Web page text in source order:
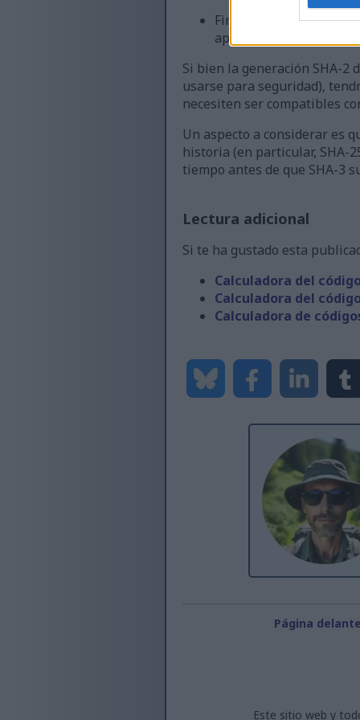
Finalmente, aprietas la
apretando para obtener
Si bien la generación SHA-2
usarse para seguridad),
necesiten ser compatibles
Un aspecto a considerar es
historia (en particular, SHA-
tiempo antes de que SHA-3
Lectura adicional
Si te ha gustado esta
Calculadora del código
Calculadora del
Calculadora de
Página
Este sitio web y